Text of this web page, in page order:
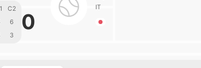
С2
6
3
0
IT